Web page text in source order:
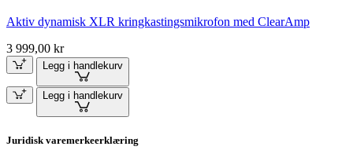
Aktiv dynamisk XLR kringkastingsmikrofon med ClearAmp
3 999,00 kr
Legg i handlekurv
Legg i handlekurv
Juridisk varemerkeerklæring